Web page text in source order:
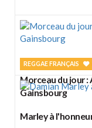
REGGAE FRANÇAIS
Morceau du jour
Gainsbourg
Marley à